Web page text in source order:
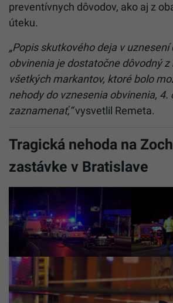
preventívnych dôvodov, ako aj z
úteku.
„Popis skutkového deja v uznesení
obvinenia je dostatočne dôvodný
všetkých markantov, ktoré bolo
nehody do vznesenia obvinenia, 4.
zaznamenať,“vysvetlil Remeta.
Tragická nehoda na
zastávke v Bratislave